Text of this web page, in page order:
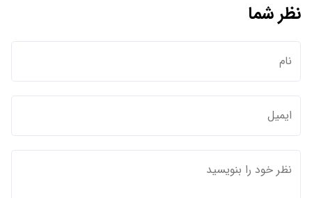
نظر شما